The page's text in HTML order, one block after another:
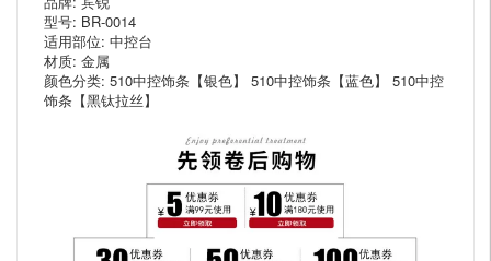
型号: BR-0014
适用部位: 中控台
材质: 金属
颜色分类: 510中控饰条【银色】 510中控饰条【蓝色】 510中控
饰条【黑钛拉丝】